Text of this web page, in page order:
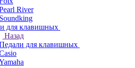
River
Soundking
для клавишных
Назад
для клавишных